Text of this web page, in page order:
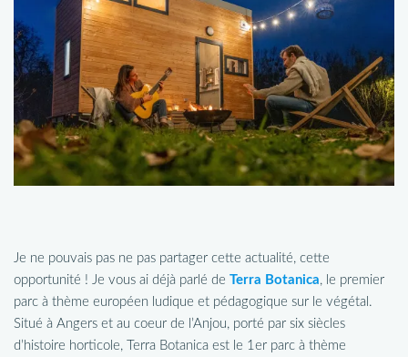
Je ne pouvais pas ne pas partager cette actualité, cette
opportunité ! Je vous ai déjà parlé de Terra Botanica, le premier
parc à thème européen ludique et pédagogique sur le végétal.
Situé à Angers et au coeur de l’Anjou, porté par six siècles
d’histoire horticole, Terra Botanica est le 1er parc à thème